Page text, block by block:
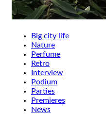
Big city life
Nature
Perfume
Retro
Interview
Podium
Parties
Premieres
News